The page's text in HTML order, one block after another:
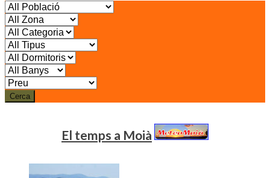
Cerca
El temps a Moià